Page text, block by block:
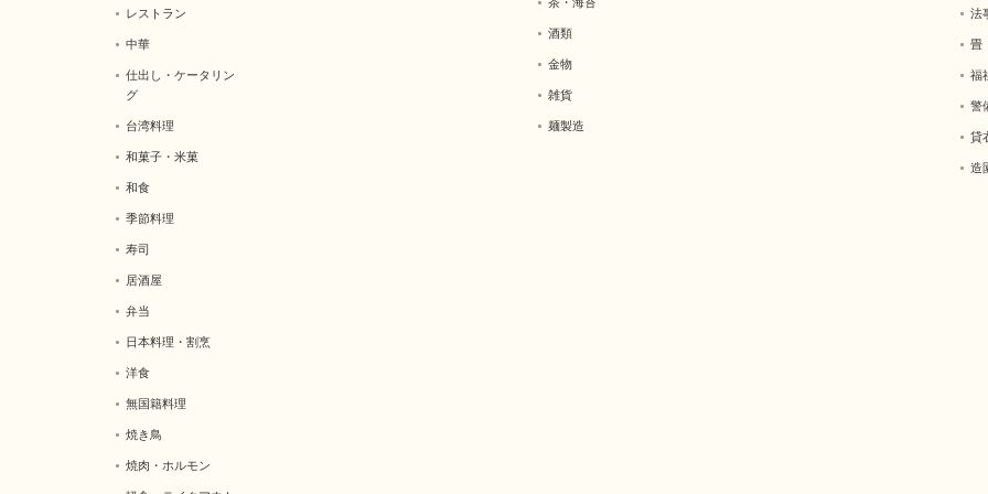
レストラン
中華
仕出し・ケータリン
グ
台湾料理
和菓子・米菓
和食
季節料理
寿司
居酒屋
弁当
日本料理・割烹
洋食
無国籍料理
焼き鳥
焼肉・ホルモン
酒類
金物
雑貨
麺製造
法
畳
福
警
貸
造